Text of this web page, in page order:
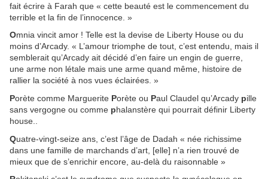
fait écrire à Farah que « cette beauté est le commencement du
terrible et la fin de l’innocence. »
Omnia vincit amor ! Telle est la devise de Liberty House ou du
moins d’Arcady. « L’amour triomphe de tout, c’est entendu, mais il
semblerait qu’Arcady ait décidé d’en faire un engin de guerre,
une arme non létale mais une arme quand même, histoire de
rallier la société à nos vues éclairées. »
Porète comme Marguerite Porète ou Paul Claudel qu’Arcady pille
sans vergogne ou comme phalanstère qui pourrait définir Liberty
house..
Quatre-vingt-seize ans, c’est l’âge de Dadah « née richissime
dans une famille de marchands d’art, [elle] n’a rien trouvé de
mieux que de s’enrichir encore, au-delà du raisonnable »